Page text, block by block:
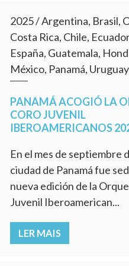
2025/Argentina, Brasil,
Costa Rica, Chile,
España, Guatemala,
México, Panamá,
PANAMÁ ACOGIÓ LA
CORO JUVENIL
IBEROAMERICANOS
En el mes de septiembre
ciudad de Panamá fue
nueva edición de la
Juvenil Iberoamerican...
LER MAIS